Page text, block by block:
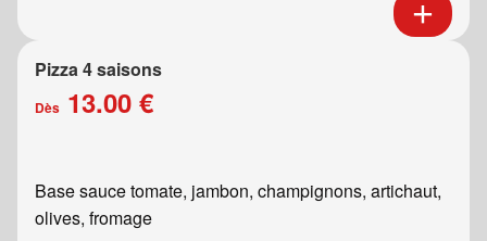
Pizza 4 saisons
Dès 13.00 €
Base sauce tomate, jambon, champignons, artichaut,
olives, fromage